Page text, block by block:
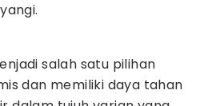
salah satu pilihan
dan memiliki daya tahan